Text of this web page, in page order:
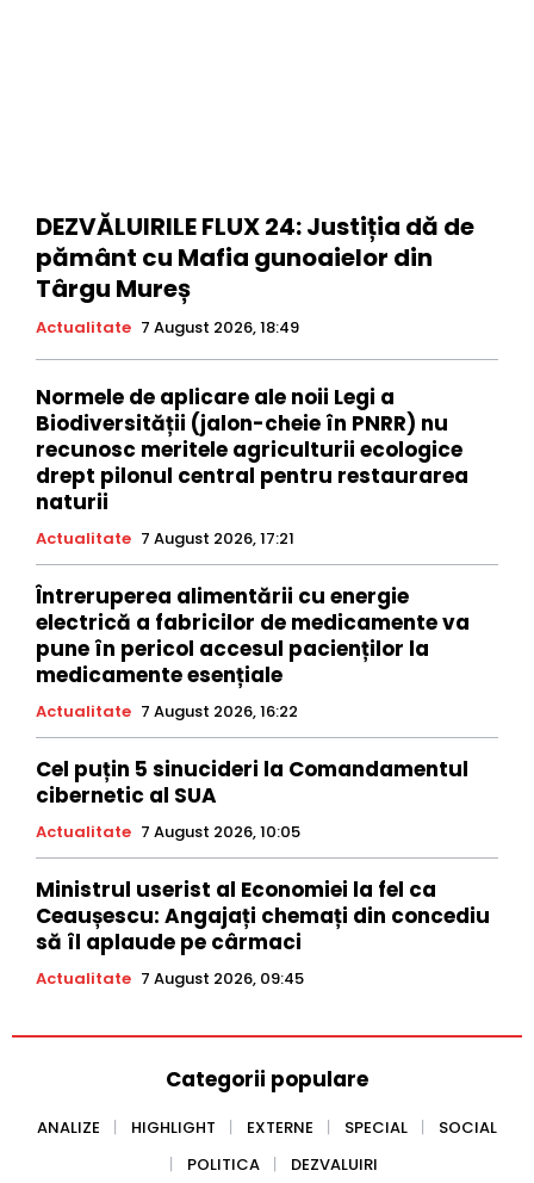
DEZVĂLUIRILE FLUX 24: Justiția dă de
pământ cu Mafia gunoaielor din
Târgu Mureș
Actualitate 7 August 2026, 18:49
Normele de aplicare ale noii Legi a
Biodiversității (jalon-cheie în PNRR) nu
recunosc meritele agriculturii ecologice
drept pilonul central pentru restaurarea
naturii
Actualitate 7 August 2026, 17:21
Întreruperea alimentării cu energie
electrică a fabricilor de medicamente va
pune în pericol accesul pacienților la
medicamente esențiale
Actualitate 7 August 2026, 16:22
Cel puțin 5 sinucideri la Comandamentul
cibernetic al SUA
Actualitate 7 August 2026, 10:05
Ministrul userist al Economiei la fel ca
Ceaușescu: Angajați chemați din concediu
să îl aplaude pe cârmaci
Actualitate 7 August 2026, 09:45
Categorii populare
ANALIZE HIGHLIGHT EXTERNE SPECIAL
SOCIAL
POLITICA
DEZVALUIRI